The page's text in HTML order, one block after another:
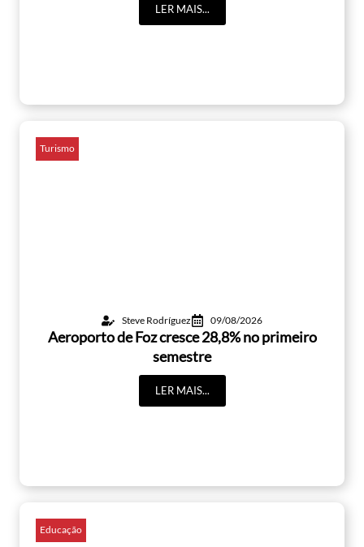
LER MAIS...
Turismo
Steve Rodríguez 09/08/2026
Aeroporto de Foz cresce 28,8% no primeiro
semestre
LER MAIS...
Educação